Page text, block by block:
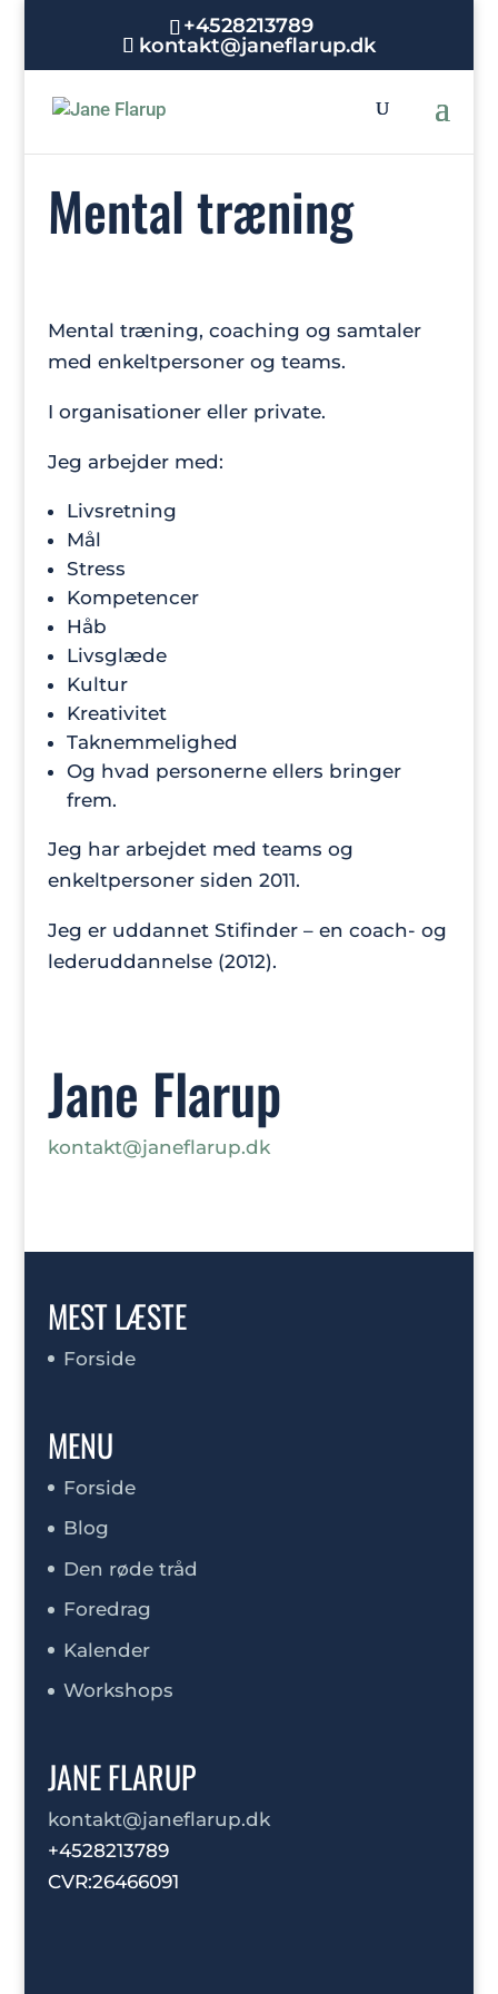
+4528213789
kontakt@janeflarup.dk
Mental træning
Mental træning, coaching og samtaler
med enkeltpersoner og teams.
I organisationer eller private.
Jeg arbejder med:
Livsretning
Mål
Stress
Kompetencer
Håb
Livsglæde
Kultur
Kreativitet
Taknemmelighed
Og hvad personerne ellers bringer
frem.
Jeg har arbejdet med teams og
enkeltpersoner siden 2011.
Jeg er uddannet Stifinder – en coach- og
lederuddannelse (2012).
Jane Flarup
kontakt@janeflarup.dk
MEST LÆSTE
Forside
MENU
Forside
Blog
Den røde tråd
Foredrag
Kalender
Workshops
JANE FLARUP
kontakt@janeflarup.dk
+4528213789
CVR:26466091